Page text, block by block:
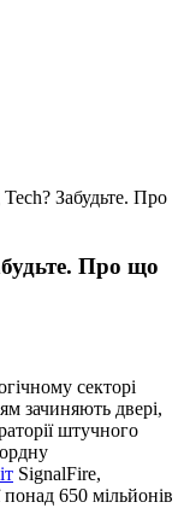
Забудьте. Про
Про що
секторі
зачиняють двері,
штучного
SignalFire,
понад 650 мільйонів